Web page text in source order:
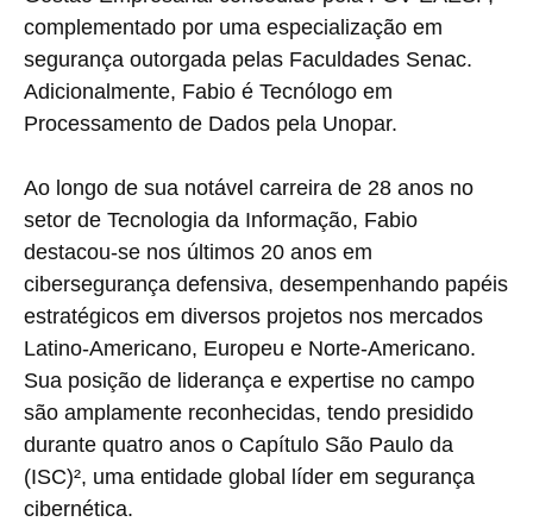
complementado por uma especialização em
segurança outorgada pelas Faculdades Senac.
Adicionalmente, Fabio é Tecnólogo em
Processamento de Dados pela Unopar.
Ao longo de sua notável carreira de 28 anos no
setor de Tecnologia da Informação, Fabio
destacou-se nos últimos 20 anos em
cibersegurança defensiva, desempenhando papéis
estratégicos em diversos projetos nos mercados
Latino-Americano, Europeu e Norte-Americano.
Sua posição de liderança e expertise no campo
são amplamente reconhecidas, tendo presidido
durante quatro anos o Capítulo São Paulo da
(ISC)², uma entidade global líder em segurança
cibernética.